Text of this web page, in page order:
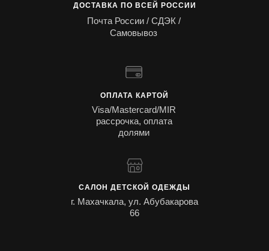
ОПЛАТА КАРТОЙ
Visa/Mastercard/MIR
рассрочка, оплата
долями
ДОСТАВКА ПО ВСЕЙ РОССИИ
Почта России / СДЭК /
Самовывоз
САЛОН ДЕТСКОЙ ОДЕЖДЫ
г. Махачкала, ул. Абубакарова
66